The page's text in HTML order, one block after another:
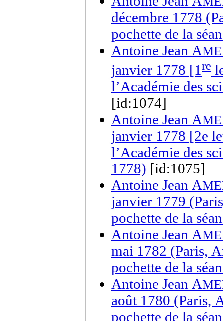
décembre 1778
pochette de la
Antoine Jean A
janvier 1778 [1 re
l’Académie des
[id:1074]
Antoine Jean A
janvier 1778 [2e
l’Académie des
1778) [id:1075]
Antoine Jean A
janvier 1779
pochette de la
Antoine Jean A
mai 1782 (Paris,
pochette de la
Antoine Jean A
août 1780 (Paris,
pochette de la